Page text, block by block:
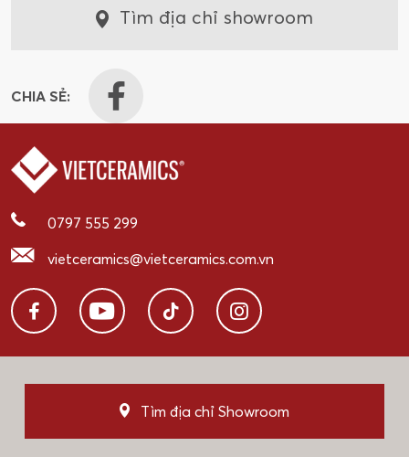
Tìm địa chỉ showroom
CHIA SẺ:
0797 555 299
vietceramics@vietceramics.com.vn
Tìm địa chỉ Showroom